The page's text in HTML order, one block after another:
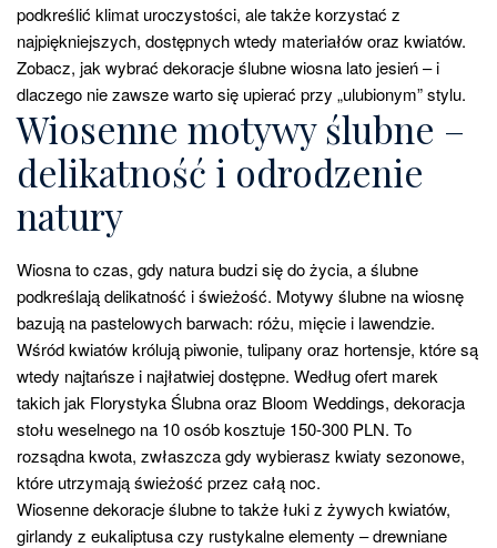
podkreślić klimat uroczystości, ale także korzystać z
najpiękniejszych, dostępnych wtedy materiałów oraz kwiatów.
Zobacz, jak wybrać dekoracje ślubne wiosna lato jesień – i
dlaczego nie zawsze warto się upierać przy „ulubionym” stylu.
Wiosenne motywy ślubne –
delikatność i odrodzenie
natury
Wiosna to czas, gdy natura budzi się do życia, a ślubne
podkreślają delikatność i świeżość. Motywy ślubne na wiosnę
bazują na pastelowych barwach: różu, mięcie i lawendzie.
Wśród kwiatów królują piwonie, tulipany oraz hortensje, które są
wtedy najtańsze i najłatwiej dostępne. Według ofert marek
takich jak Florystyka Ślubna oraz Bloom Weddings, dekoracja
stołu weselnego na 10 osób kosztuje 150-300 PLN. To
rozsądna kwota, zwłaszcza gdy wybierasz kwiaty sezonowe,
które utrzymają świeżość przez całą noc.
Wiosenne dekoracje ślubne to także łuki z żywych kwiatów,
girlandy z eukaliptusa czy rustykalne elementy – drewniane